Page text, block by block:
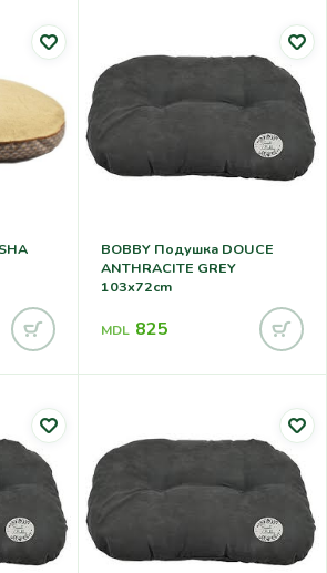
BOBBY Подушка DOUCE
ANTHRACITE GREY
103x72cm
MDL 825